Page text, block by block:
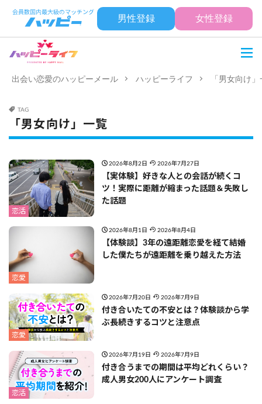
男性登録 女性登録
出会い恋愛のハッピーメール ハッピーライフ 「男女向け
TAG
「男女向け」一覧
恋活
2026年8月2日 2026年7月27日
【実体験】好きな人との会話が続くコ
ツ！実際に距離が縮まった話題＆失敗し
た話題
恋愛
2026年8月1日 2026年8月4日
【体験談】3年の遠距離恋愛を経て結婚
した僕たちが遠距離を乗り越えた方法
恋愛
2026年7月20日 2026年7月9日
付き合いたての不安とは？体験談から学
ぶ長続きするコツと注意点
恋活
2026年7月19日 2026年7月9日
付き合うまでの期間は平均どれくらい？
成人男女200人にアンケート調査